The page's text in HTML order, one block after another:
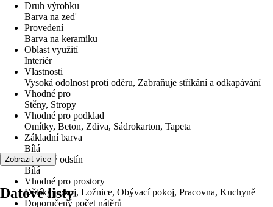
Druh výrobku
Barva na zeď
Provedení
Barva na keramiku
Oblast využití
Interiér
Vlastnosti
Vysoká odolnost proti oděru, Zabraňuje stříkání a odkapávání
Vhodné pro
Stěny, Stropy
Vhodné pro podklad
Omítky, Beton, Zdiva, Sádrokarton, Tapeta
Základní barva
Bílá
Barevný odstín
Bílá
Vhodné pro prostory
Dětský pokoj, Ložnice, Obývací pokoj, Pracovna, Kuchyně
Doporučený počet nátěrů
Zobrazit více
Datové listy